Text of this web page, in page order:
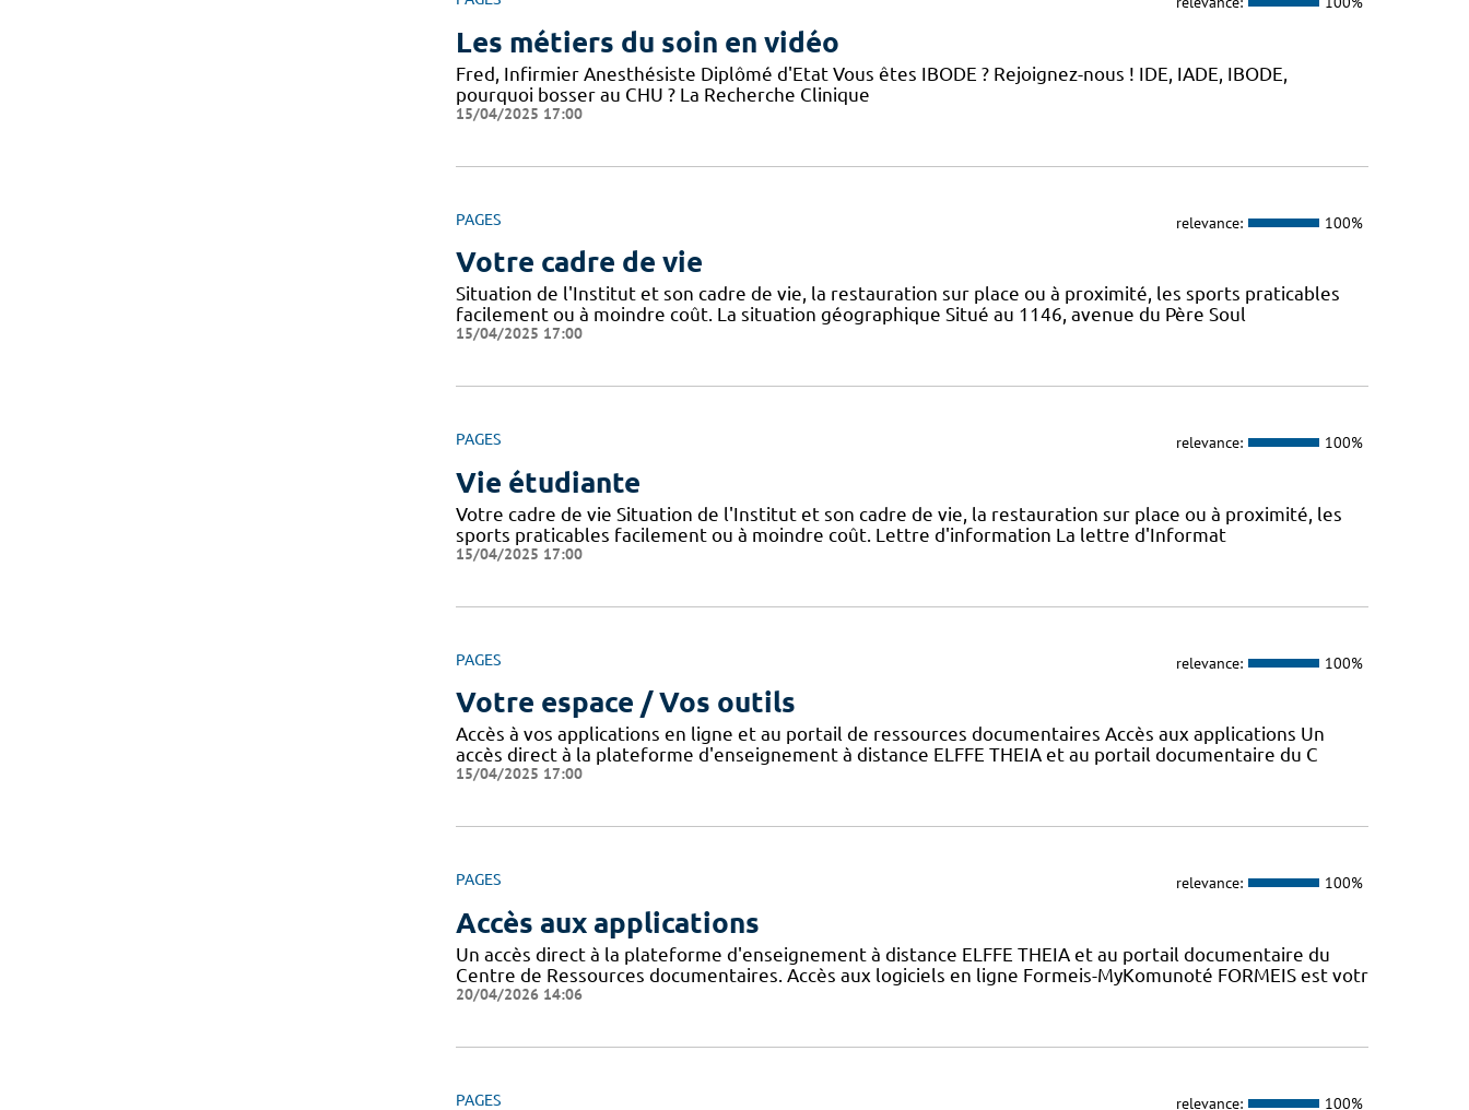
Les métiers du soin en vidéo
Fred, Infirmier Anesthésiste Diplômé d'Etat Vous êtes IBODE ? Rejoignez-nous ! IDE, IADE, IBODE,
pourquoi bosser au CHU ? La Recherche Clinique
15/04/2025 17:00
PAGES relevance: 100%
Votre cadre de vie
Situation de l'Institut et son cadre de vie, la restauration sur place ou à proximité, les sports praticables
facilement ou à moindre coût. La situation géographique Situé au 1146, avenue du Père Soul
15/04/2025 17:00
PAGES relevance: 100%
Vie étudiante
Votre cadre de vie Situation de l'Institut et son cadre de vie, la restauration sur place ou à proximité, les
sports praticables facilement ou à moindre coût. Lettre d'information La lettre d'Informat
15/04/2025 17:00
PAGES relevance: 100%
Votre espace / Vos outils
Accès à vos applications en ligne et au portail de ressources documentaires Accès aux applications Un
accès direct à la plateforme d'enseignement à distance ELFFE THEIA et au portail documentaire du C
15/04/2025 17:00
PAGES relevance: 100%
Accès aux applications
Un accès direct à la plateforme d'enseignement à distance ELFFE THEIA et au portail documentaire du
Centre de Ressources documentaires. Accès aux logiciels en ligne Formeis-MyKomunoté FORMEIS est votr
20/04/2026 14:06
PAGES relevance: 100%